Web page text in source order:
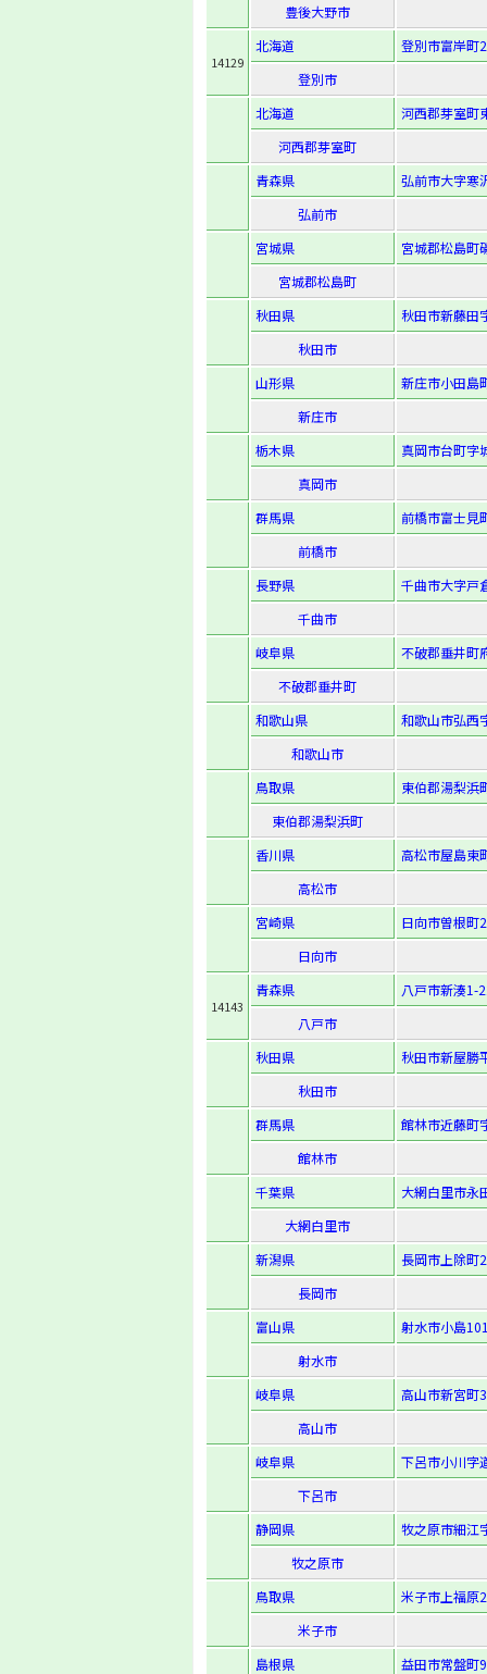
豊後大野市
14129
北海道
登別市富岸町
登別市
北海道
河西郡芽室町
河西郡芽室町
青森県
弘前市大字寒
弘前市
宮城県
宮城郡松島町
宮城郡松島町
秋田県
秋田市新藤田
秋田市
山形県
新庄市小田島
新庄市
栃木県
真岡市台町字
真岡市
群馬県
前橋市富士見
前橋市
長野県
千曲市大字戸
千曲市
岐阜県
不破郡垂井町
不破郡垂井町
和歌山県
和歌山市弘西
和歌山市
鳥取県
東伯郡湯梨浜
東伯郡湯梨浜町
香川県
高松市屋島東
高松市
宮崎県
日向市曽根町
日向市
14143
青森県
八戸市新湊1-
八戸市
秋田県
秋田市新屋勝
秋田市
群馬県
館林市近藤町
館林市
千葉県
大網白里市永
大網白里市
新潟県
長岡市上除町
長岡市
富山県
射水市小島
射水市
岐阜県
高山市新宮町
高山市
岐阜県
下呂市小川字
下呂市
静岡県
牧之原市細江
牧之原市
鳥取県
米子市上福原
米子市
島根県
益田市常盤町